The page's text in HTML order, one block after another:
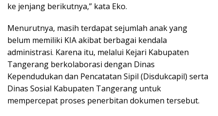
ke jenjang berikutnya,” kata Eko.
Menurutnya, masih terdapat sejumlah anak yang
belum memiliki KIA akibat berbagai kendala
administrasi. Karena itu, melalui Kejari Kabupaten
Tangerang berkolaborasi dengan Dinas
Kependudukan dan Pencatatan Sipil (Disdukcapil) serta
Dinas Sosial Kabupaten Tangerang untuk
mempercepat proses penerbitan dokumen tersebut.